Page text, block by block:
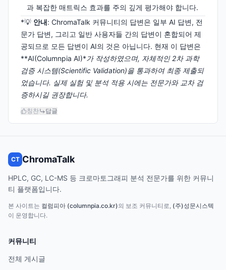
과 복잡한 매트릭스 효과를 주의 깊게 평가해야 합니다.
*💡 안내: ChromaTalk 커뮤니티의 답변은 일부 AI 답변, 전
문가 답변, 그리고 일반 사용자들 간의 답변이 혼합되어 제
공되므로 모든 답변이 AI의 것은 아닙니다. 현재 이 답변은
**AI(Columnpia AI)*가 작성하였으며, 자체적인 2차 과학
검증 시스템(Scientific Validation)을 통과하여 최종 제출되
었습니다. 실제 실험 및 분석 적용 시에는 전문가와 교차 검
증하시길 권장합니다.
칭찬 답글
CT ChromaTalk
HPLC, GC, LC-MS 등 크로마토그래피 분석 전문가를 위한 커뮤니
티 플랫폼입니다.
본 사이트는 컬럼피아 (columnpia.co.kr)의 보조 커뮤니티로, (주)성문시스텍
이 운영합니다.
커뮤니티
전체 게시글